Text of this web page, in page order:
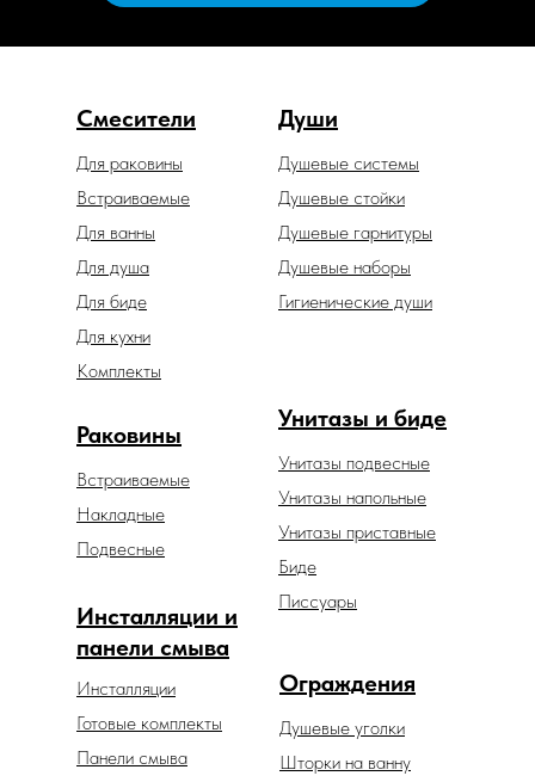
Смесители Души
Душевые гарнитуры
Душевые системы
Гигиенические души
Душевые наборы
Унитазы и биде
Унитазы подвесные
Унитазы напольные
Унитазы приставные
Раковины
Встраиваемые
Накладные
Подвесные
Встраиваемые
Для биде
Для ванны
Для душа
Для раковины
Для кухни
Ограждения
Душевые уголки
Шторки на ванну
Душевые стойки
Биде
Инсталляции и
панели смыва
Инсталляции
Готовые комплекты
Панели смыва
Комплекты
Писсуары